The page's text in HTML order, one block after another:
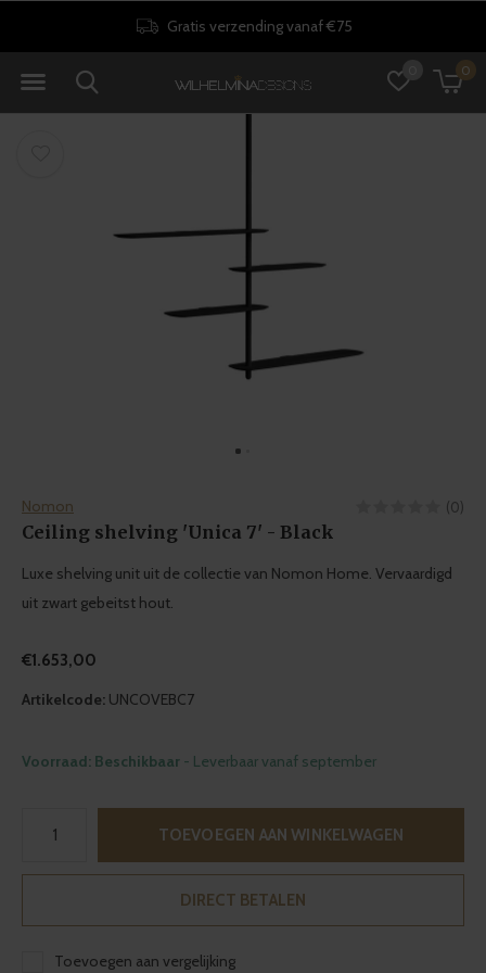
0
Gratis verzending vanaf €75
Nomon (0)
Ceiling shelving 'Unica 7' - Black
Luxe shelving unit uit de collectie van Nomon Home. Vervaardigd
uit zwart gebeitst hout.
€1.653,00
Artikelcode: UNCOVEBC7
Voorraad: Beschikbaar - Leverbaar vanaf september
TOEVOEGEN AAN WINKELWAGEN
DIRECT BETALEN
Toevoegen aan vergelijking